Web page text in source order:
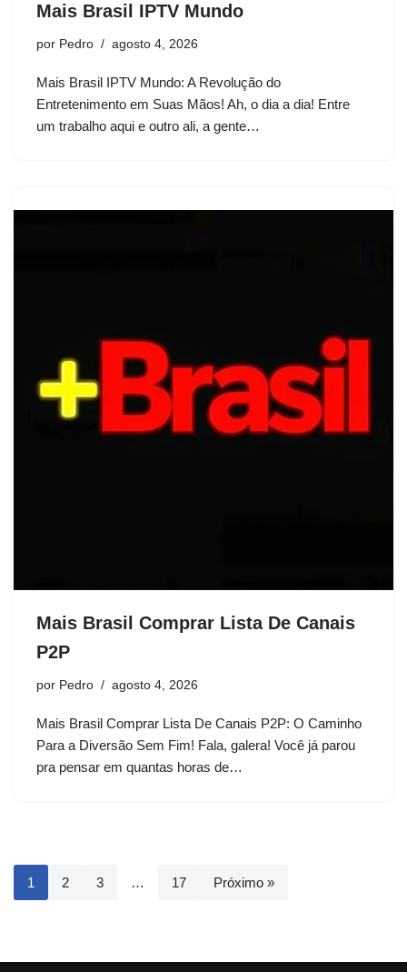
Mais Brasil IPTV Mundo
por Pedro agosto 4, 2026
Mais Brasil IPTV Mundo: A Revolução do
Entretenimento em Suas Mãos! Ah, o dia a dia! Entre
um trabalho aqui e outro ali, a gente…
Mais Brasil Comprar Lista De Canais
P2P
por Pedro agosto 4, 2026
Mais Brasil Comprar Lista De Canais P2P: O Caminho
Para a Diversão Sem Fim! Fala, galera! Você já parou
pra pensar em quantas horas de…
1 2 3 … 17 Próximo »